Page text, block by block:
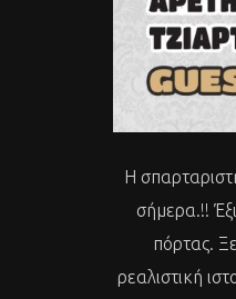
Η
σήμερα.!!
πόρτας.
ρεαλιστική